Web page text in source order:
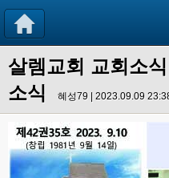
살렘교회 교회소식
소식
혜성79 | 2023.09.09